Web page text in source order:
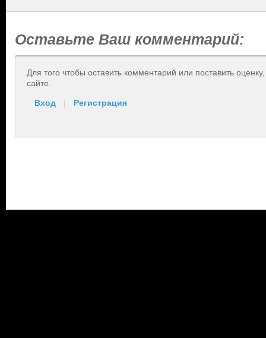
Оставьте Ваш комментарий:
Для того чтобы оставить комментарий или поставить
сайте.
Вход | Регистрация